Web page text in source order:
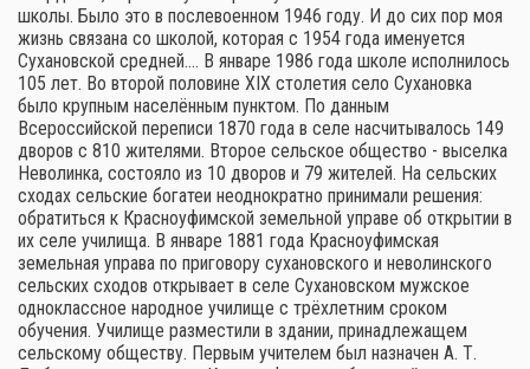
школы. Было это в послевоенном 1946 году. И до сих пор моя
жизнь связана со школой, которая с 1954 года именуется
Сухановской средней.… В январе 1986 года школе исполнилось
105 лет. Во второй половине XIX столетия село Сухановка
было крупным населённым пунктом. По данным
Всероссийской переписи 1870 года в селе насчитывалось 149
дворов с 810 жителями. Второе сельское общество - выселка
Неволинка, состояло из 10 дворов и 79 жителей. На сельских
сходах сельские богатеи неоднократно принимали решения:
обратиться к Красноуфимской земельной управе об открытии в
их селе училища. В январе 1881 года Красноуфимская
земельная управа по приговору сухановского и неволинского
сельских сходов открывает в селе Сухановском мужское
одноклассное народное училище с трёхлетним сроком
обучения. Училище разместили в здании, принадлежащем
сельскому обществу. Первым учителем был назначен А. Т.